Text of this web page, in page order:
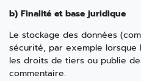
b) Finalité et base juridique
Le stockage des données
sécurité, par exemple
les droits de tiers ou publie
commentaire.